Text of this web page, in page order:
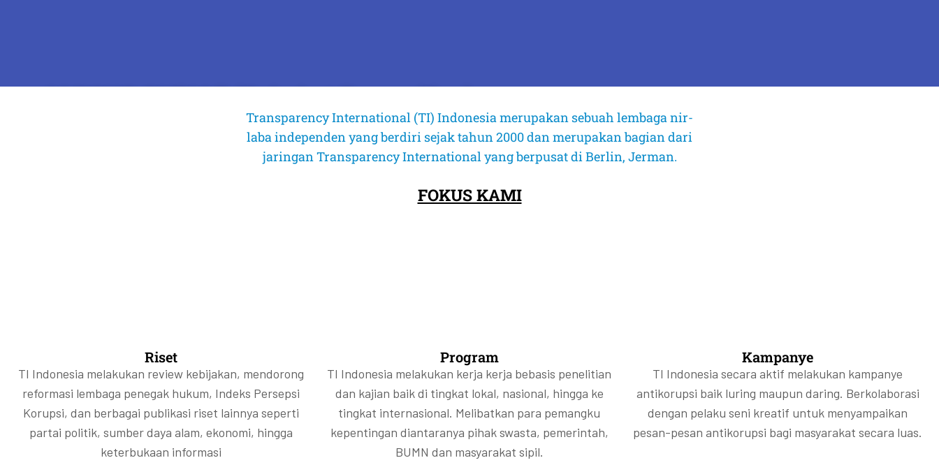
Dalam Perkara Mahkamah Konstitusi Nomor 55/PUU-XXIV/2026 tentang Pengujian Materiil
Pasal 22 Ayat (3) dan Penjelasan Pasal 22 Ayat (3) Undang-Undang Nomor 17 Tahun 2025
Transparency International (TI) Indonesia merupakan sebuah lembaga nir-
laba independen yang berdiri sejak tahun 2000 dan merupakan bagian dari
jaringan Transparency International yang berpusat di Berlin, Jerman.
FOKUS KAMI
Riset
TI Indonesia melakukan review kebijakan, mendorong
reformasi lembaga penegak hukum, Indeks Persepsi
Korupsi, dan berbagai publikasi riset lainnya seperti
partai politik, sumber daya alam, ekonomi, hingga
keterbukaan informasi
Program
TI Indonesia melakukan kerja kerja bebasis penelitian
dan kajian baik di tingkat lokal, nasional, hingga ke
tingkat internasional. Melibatkan para pemangku
kepentingan diantaranya pihak swasta, pemerintah,
BUMN dan masyarakat sipil.
Kampanye
TI Indonesia secara aktif melakukan kampanye
antikorupsi baik luring maupun daring. Berkolaborasi
dengan pelaku seni kreatif untuk menyampaikan
pesan-pesan antikorupsi bagi masyarakat secara luas.